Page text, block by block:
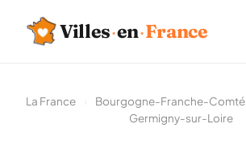
Villes·en·France
La France Bourgogne-Franche-Comté
Germigny-sur-Loire